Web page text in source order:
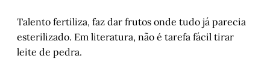
arbitragem brasileira, por Carlos Simon
Lei Rouanet, dados e polarizações, por
Álvaro Magalhães
Talento fertiliza, faz dar frutos onde tudo já parecia
esterilizado. Em literatura, não é tarefa fácil tirar
leite de pedra.